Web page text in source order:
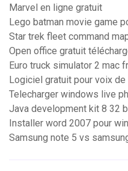
Marvel en ligne gratuit
Lego batman movie game
Star trek fleet command
Open office gratuit
Euro truck simulator 2 mac
Logiciel gratuit pour voix
Telecharger windows live
Java development kit 8 32
Installer word 2007 pour
Samsung note 5 vs